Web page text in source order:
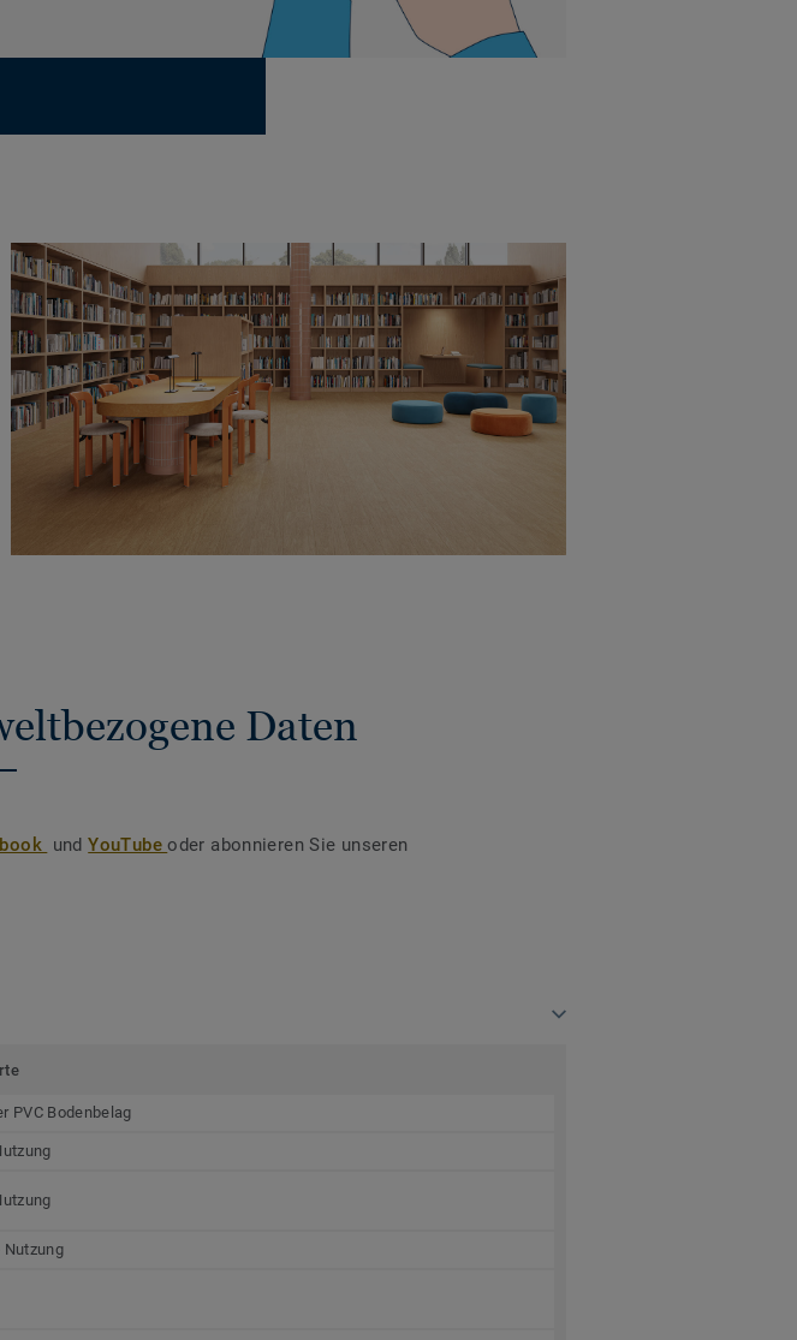
Daten
undYouTubeoder abonnieren Sie unseren
PVC Bodenbelag
Nutzung